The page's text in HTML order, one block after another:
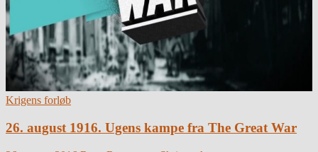
Krigens forløb
26. august 1916. Ugens kampe fra The Great War